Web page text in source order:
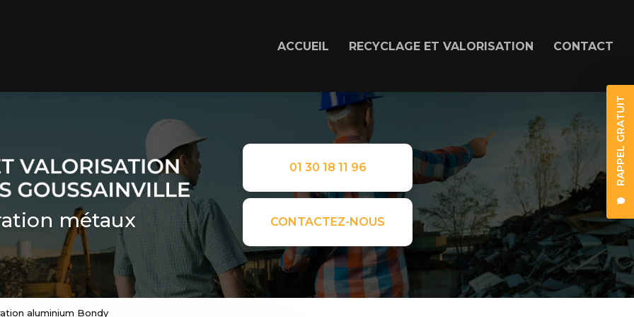
RAPPEL GRATUIT
ACCUEIL RECYCLAGE ET VALORISATION CONTACT
métaux
01 30 18 11 96
CONTACTEZ-NOUS
aluminium Bondy